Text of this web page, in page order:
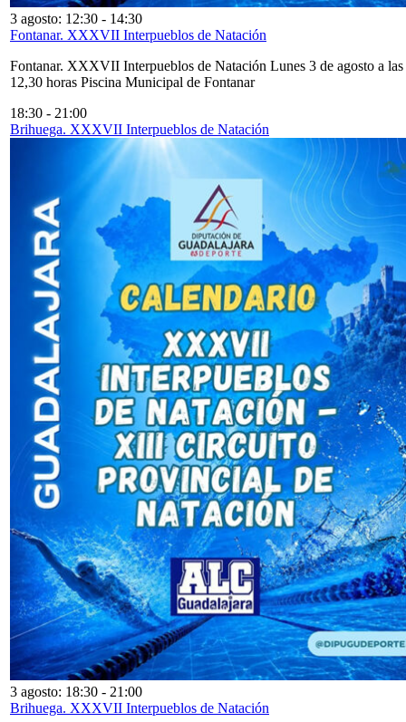
3 agosto: 12:30 - 14:30
Fontanar. XXXVII Interpueblos de Natación
Fontanar. XXXVII Interpueblos de Natación Lunes 3 de agosto a las
12,30 horas Piscina Municipal de Fontanar
18:30 - 21:00
Brihuega. XXXVII Interpueblos de Natación
3 agosto: 18:30 - 21:00
Brihuega. XXXVII Interpueblos de Natación